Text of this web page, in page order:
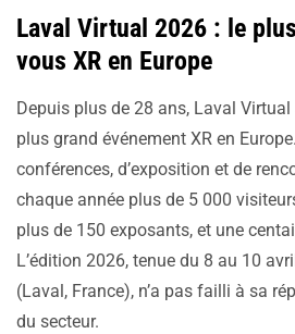
Laval Virtual 2026 : le
vous XR en Europe
Depuis plus de 28 ans, Laval
plus grand événement XR en
conférences, d’exposition et de
chaque année plus de 5 000
plus de 150 exposants, et une
L’édition 2026, tenue du 8 au 10
(Laval, France), n’a pas failli à sa
du secteur.